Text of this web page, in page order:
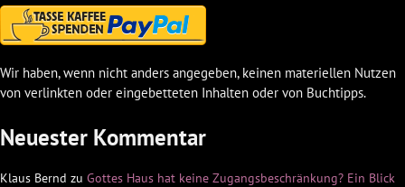
Wir haben, wenn nicht anders angegeben, keinen materiellen Nutzen
von verlinkten oder eingebetteten Inhalten oder von Buchtipps.
Neuester Kommentar
Klaus Bernd zu Gottes Haus hat keine Zugangsbeschränkung? Ein Blick